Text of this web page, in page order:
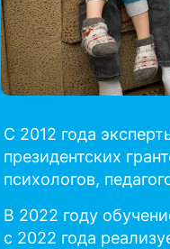
С 2012 года
президентских
психологов,
В 2022 году
с 2022 года